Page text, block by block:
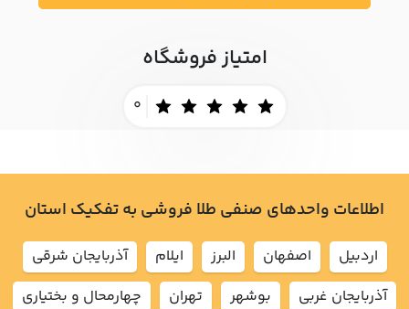
امتیاز فروشگاه
0
اطلاعات واحدهای صنفی طلا فروشی به تفکیک استان
اردبيل اصفهان البرز ايلام
آذربايجان شرقي
آذربايجان غربي
بوشهر تهران
چهارمحال و بختياري